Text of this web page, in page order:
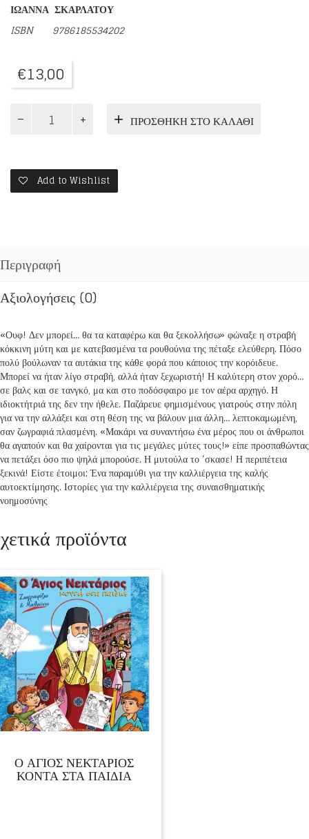
ΙΩΑΝΝΑ ΣΚΑΡΛΑΤΟΥ
ISBN 9786185534202
€13,00
ΜΥΤΟΥΛΑ
ποσότητα
ΠΡΟΣΘΉΚΗ ΣΤΟ ΚΑΛΆΘΙ
Add to Wishlist
Περιγραφή
Αξιολογήσεις (0)
«Ουφ! Δεν μπορεί… θα τα καταφέρω και θα ξεκολλήσω» φώναξε η στραβή
κόκκινη μύτη και με κατεβασμένα τα ρουθούνια της πέταξε ελεύθερη. Πόσο
πολύ βούλωναν τα αυτάκια της κάθε φορά που κάποιος την κορόιδευε.
Μπορεί να ήταν λίγο στραβή, αλλά ήταν ξεχωριστή! Η καλύτερη στον χορό…
σε βαλς και σε τανγκό, μα και στο ποδόσφαιρο με τον αέρα αρχηγό. Η
ιδιοκτήτριά της δεν την ήθελε. Παζάρευε φημισμένους γιατρούς στην πόλη
για να την αλλάξει και στη θέση της να βάλουν μια άλλη… λεπτοκαμωμένη,
σαν ζωγραφιά πλασμένη. «Μακάρι να συναντήσω ένα μέρος που οι άνθρωποι
θα αγαπούν και θα χαίρονται για τις μεγάλες μύτες τους!» είπε προσπαθώντας
να πετάξει όσο πιο ψηλά μπορούσε. Η μυτούλα το ‘σκασε! Η περιπέτεια
ξεκινά! Είστε έτοιμοι; Ένα παραμύθι για την καλλιέργεια της καλής
αυτοεκτίμησης. Ιστορίες για την καλλιέργεια της συναισθηματικής
νοημοσύνης
προϊόντα
Ο ΑΓΙΟΣ ΝΕΚΤΑΡΙΟΣ
ΚΟΝΤΑ ΣΤΑ ΠΑΙΔΙΑ